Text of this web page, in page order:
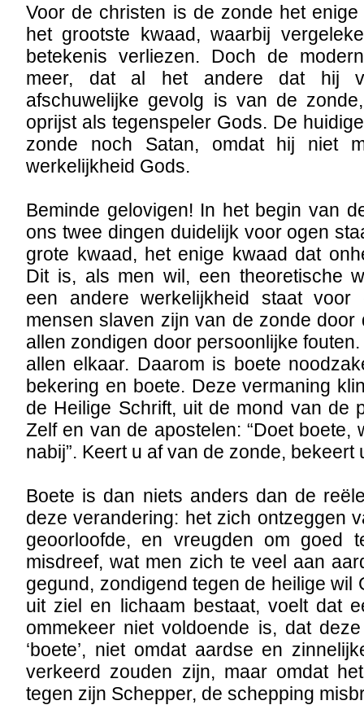
Voor de christen is de zonde het
het grootste kwaad, waarbij
betekenis verliezen. Doch de
meer, dat al het andere dat hij
afschuwelijke gevolg is van de
oprijst als tegenspeler Gods. De
zonde noch Satan, omdat hij niet
werkelijkheid Gods.
Beminde gelovigen! In het begin van
ons twee dingen duidelijk voor ogen
grote kwaad, het enige kwaad dat
Dit is, als men wil, een theoretische
een andere werkelijkheid staat
mensen slaven zijn van de zonde door
allen zondigen door persoonlijke
allen elkaar. Daarom is boete
bekering en boete. Deze vermaning
de Heilige Schrift, uit de mond van de
Zelf en van de apostelen: “Doet boete,
nabij”. Keert u af van de zonde, bekeert
Boete is dan niets anders dan de
deze verandering: het zich ontzeggen
geoorloofde, en vreugden om goed
misdreef, wat men zich te veel aan
gegund, zondigend tegen de heilige wil
uit ziel en lichaam bestaat, voelt dat
ommekeer niet voldoende is, dat
‘boete’, niet omdat aardse en
verkeerd zouden zijn, maar omdat
tegen zijn Schepper, de schepping